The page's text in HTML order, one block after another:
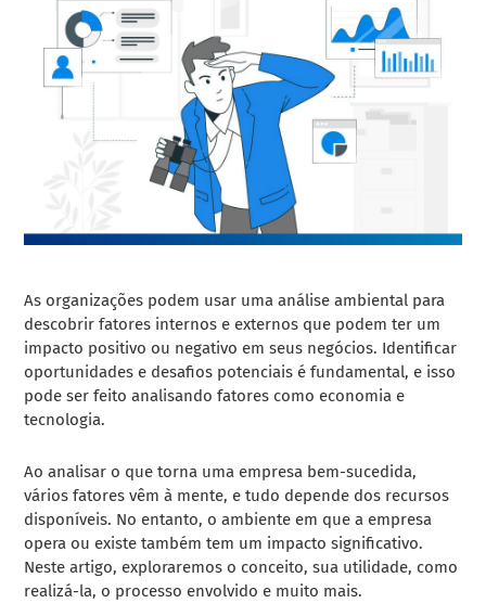
As organizações podem usar uma análise ambiental para
descobrir fatores internos e externos que podem ter um
impacto positivo ou negativo em seus negócios. Identificar
oportunidades e desafios potenciais é fundamental, e isso
pode ser feito analisando fatores como economia e
tecnologia.
Ao analisar o que torna uma empresa bem-sucedida,
vários fatores vêm à mente, e tudo depende dos recursos
disponíveis. No entanto, o ambiente em que a empresa
opera ou existe também tem um impacto significativo.
Neste artigo, exploraremos o conceito, sua utilidade, como
realizá-la, o processo envolvido e muito mais.